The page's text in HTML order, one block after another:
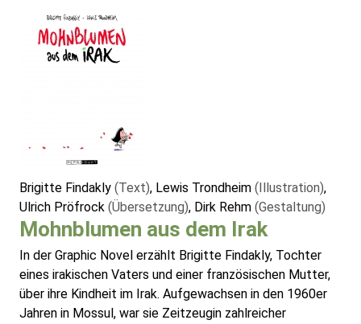
Brigitte Findakly (Text), Lewis Trondheim (Illustration),
Ulrich Pröfrock (Übersetzung), Dirk Rehm (Gestaltung)
Mohnblumen aus dem Irak
In der Graphic Novel erzählt Brigitte Findakly, Tochter
eines irakischen Vaters und einer französischen Mutter,
über ihre Kindheit im Irak. Aufgewachsen in den 1960er
Jahren in Mossul, war sie Zeitzeugin zahlreicher